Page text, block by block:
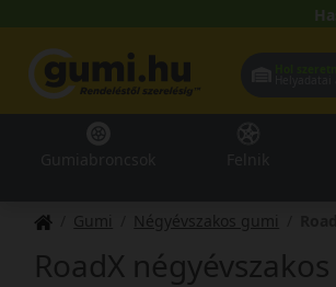
Gumi Négyévszakos gumi
RoadX